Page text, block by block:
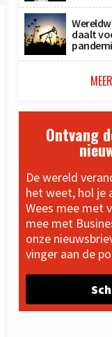
daalt
Ontvang
De wereld
het weet, hol je
Wees mee met
mee met
onze
vinger aan de